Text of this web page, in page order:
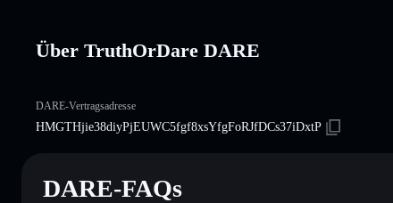
Über TruthOrDare DARE
DARE-Vertragsadresse
HMGTHjie38diyPjEUWC5fgf8xsYfgFoRJfDCs37iDxtP
DARE-FAQs